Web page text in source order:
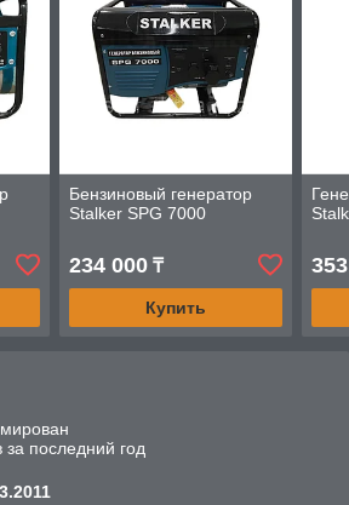
Бензиновый генератор
Stalker SPG 7000
234 000₸
Купить
последний год